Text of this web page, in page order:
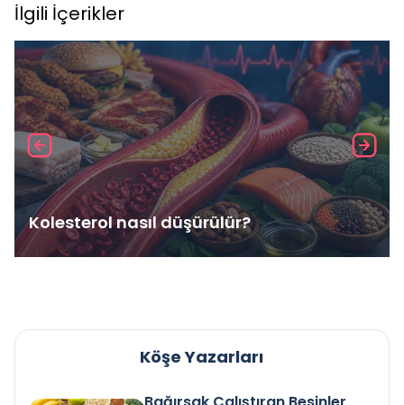
İlgili İçerikler
Kolesterol nasıl düşürülür?
Köşe Yazarları